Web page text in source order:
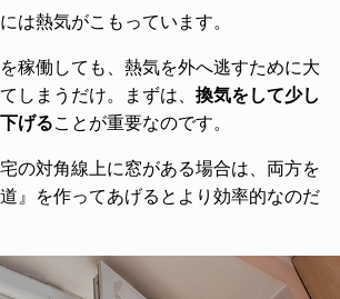
は熱気がこもっています。
稼働しても、熱気を外へ逃すために大
しまうだけ。まずは、 換気をして少し
げることが重要なのです。
の対角線上に窓がある場合は、両方を
』を作ってあげるとより効率的なのだ